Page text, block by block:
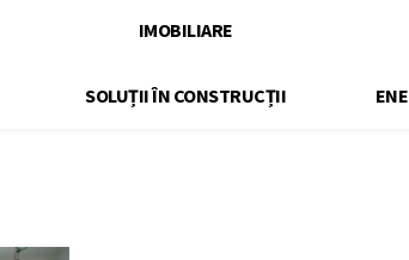
IMOBILIARE
SOLUȚII ÎN CONSTRUCȚII